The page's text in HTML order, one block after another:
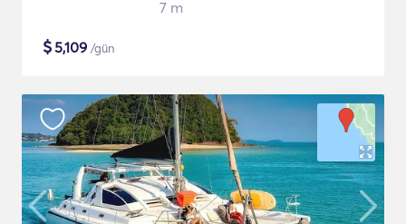
7 m
$5,109 /gün